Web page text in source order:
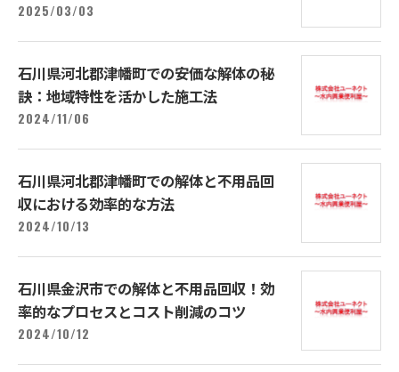
2025/03/03
石川県河北郡津幡町での安価な解体の秘
訣：地域特性を活かした施工法
2024/11/06
石川県河北郡津幡町での解体と不用品回
収における効率的な方法
2024/10/13
石川県金沢市での解体と不用品回収！効
率的なプロセスとコスト削減のコツ
2024/10/12